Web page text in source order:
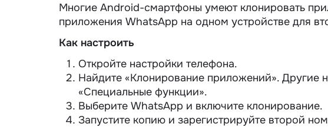
Многие Android-смартфоны умеют клонировать
приложения WhatsApp на одном устройстве для
Как настроить
Откройте настройки телефона.
Найдите «Клонирование приложений». Другие
«Специальные функции».
Выберите WhatsApp и включите клонирование.
Запустите копию и зарегистрируйте второй